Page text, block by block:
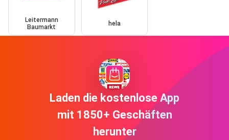
Leitermann
Baumarkt
hela
Laden die kostenlose App
mit 1850+ Geschäften
herunter